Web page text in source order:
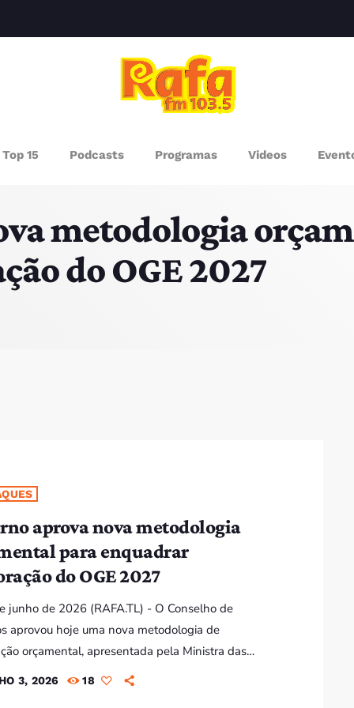
Top 15 Podcasts Programas Videos
7:00 AM - 10:00 AM
metodologia
do OGE 2027
aprova nova metodologia
para enquadrar
do OGE 2027
junho de 2026 (RAFA.TL) - O Conselho de
aprovou hoje uma nova metodologia de
orçamental, apresentada pela Ministra das
Santina Viegas Cardoso, que será aplicada pela
3, 2026 18